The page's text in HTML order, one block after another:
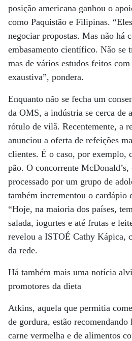
posição americana ganhou o
como Paquistão e Filipinas.
negociar propostas. Mas não há
embasamento científico. Não se
mas de vários estudos feitos
exaustiva”, pondera.
Enquanto não se fecha um
da OMS, a indústria se cerca de
rótulo de vilã. Recentemente, a
anunciou a oferta de refeições
clientes. É o caso, por exemplo,
pão. O concorrente McDonald’s,
processado por um grupo de
também incrementou o cardápio
“Hoje, na maioria dos países,
salada, iogurtes e até frutas e
revelou a ISTOÉ Cathy Kápica,
da rede.
Há também mais uma notícia
promotores da dieta
Atkins, aquela que permitia
de gordura, estão
carne vermelha e de alimentos